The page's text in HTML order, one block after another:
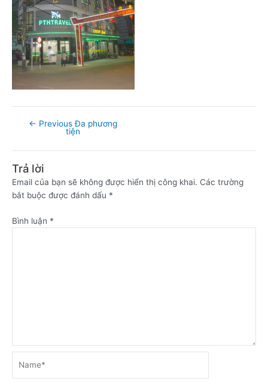
← Previous Đa phương
tiện
Trả lời
Email của bạn sẽ không được hiển thị công khai. Các trường
bắt buộc được đánh dấu *
Bình luận *